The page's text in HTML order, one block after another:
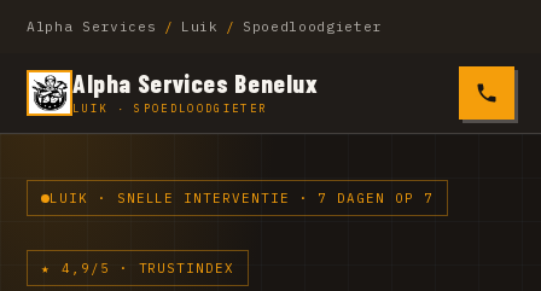
Alpha Services / Luik / Spoedloodgieter
Alpha Services Benelux
LUIK · SPOEDLOODGIETER 0485
LUIK · SNELLE INTERVENTIE · 7 DAGEN OP 7
★ 4,9/5 · TRUSTINDEX